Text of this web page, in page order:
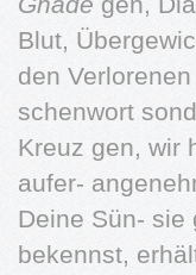
Blut,
den
schenwort
Kreuz gen, wir
aufer-
Deine Sün- sie
bekennst,